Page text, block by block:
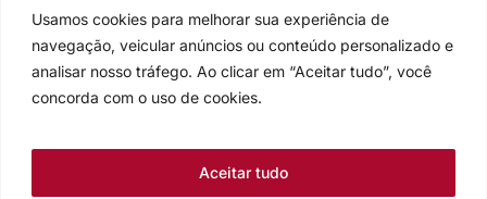
Usamos cookies para melhorar sua experiência de
navegação, veicular anúncios ou conteúdo personalizado e
analisar nosso tráfego. Ao clicar em “Aceitar tudo”, você
concorda com o uso de cookies.
Aceitar tudo